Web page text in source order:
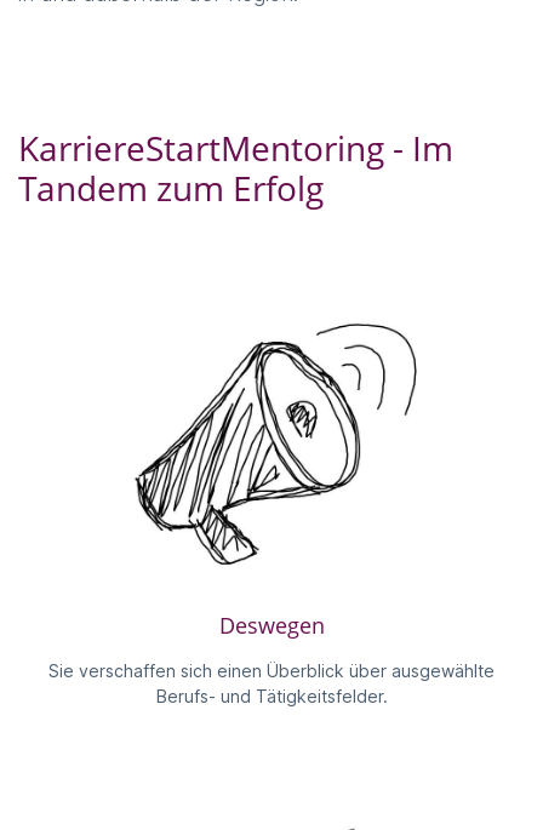
KarriereStartMentoring - Im
Tandem zum Erfolg
Deswegen
Sie verschaffen sich einen Überblick über ausgewählte
Berufs- und Tätigkeitsfelder.